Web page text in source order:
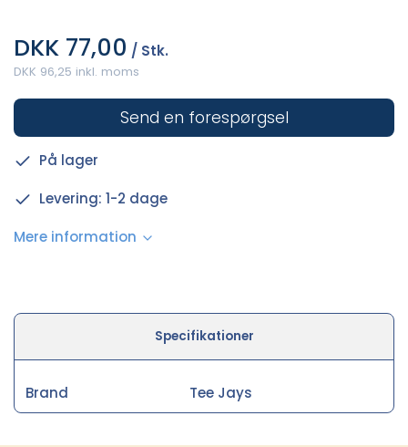
DKK 77,00 / Stk.
DKK 96,25 inkl. moms
Send en forespørgsel
På lager
Levering: 1-2 dage
Mere information
Specifikationer
Brand Tee Jays